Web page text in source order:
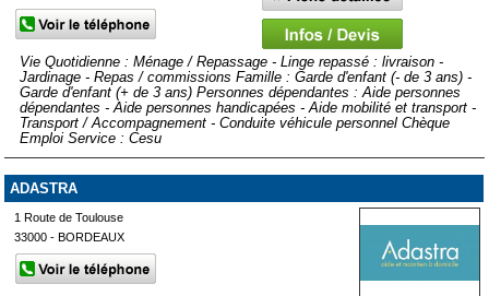
Vie Quotidienne : Ménage / Repassage - Linge repassé : livraison -
Jardinage - Repas / commissions Famille : Garde d'enfant (- de 3 ans) -
Garde d'enfant (+ de 3 ans) Personnes dépendantes : Aide personnes
dépendantes - Aide personnes handicapées - Aide mobilité et transport -
Transport / Accompagnement - Conduite véhicule personnel Chèque
Emploi Service : Cesu
ADASTRA
1 Route de Toulouse
33000 - BORDEAUX